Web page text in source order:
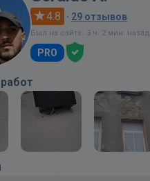
4.8 · 29 отзывов
Был на сайте: 3 ч. 2 мин. назад
PRO